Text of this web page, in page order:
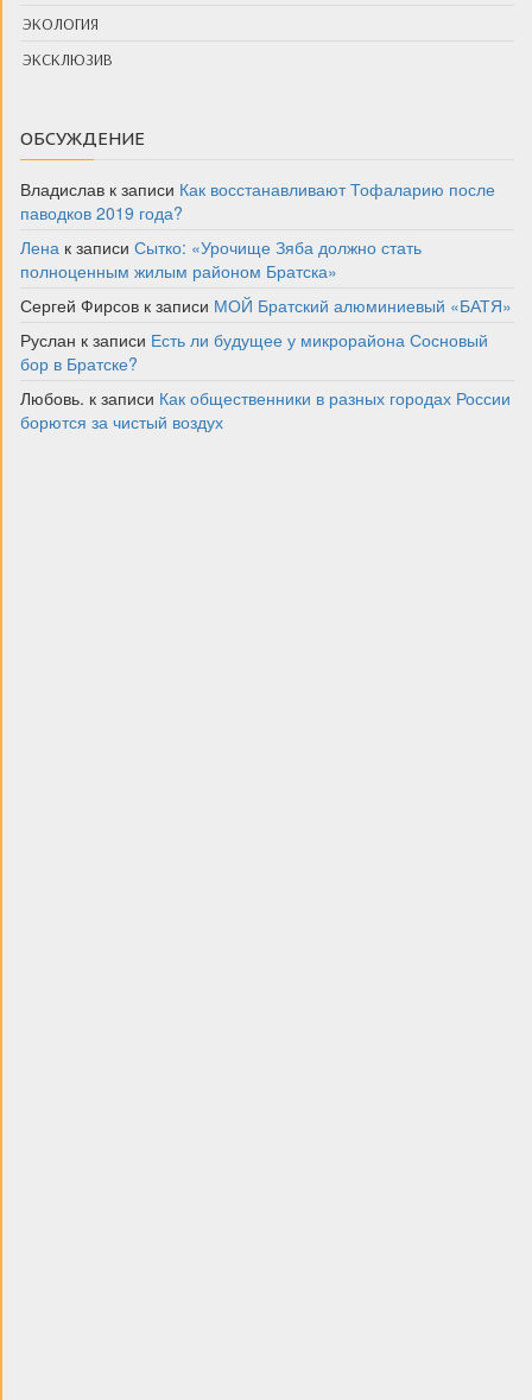
ЭКОЛОГИЯ
ЭКСКЛЮЗИВ
ОБСУЖДЕНИЕ
Владислав к записи Как восстанавливают Тофаларию после
паводков 2019 года?
Лена к записи Сытко: «Урочище Зяба должно стать
полноценным жилым районом Братска»
Сергей Фирсов к записи МОЙ Братский алюминиевый «БАТЯ»
Руслан к записи Есть ли будущее у микрорайона Сосновый
бор в Братске?
Любовь. к записи Как общественники в разных городах России
борются за чистый воздух